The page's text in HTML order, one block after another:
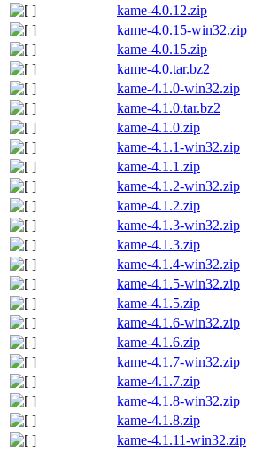
kame-4.0.12.zip
kame-4.0.15-win32.zip
kame-4.0.15.zip
kame-4.0.tar.bz2
kame-4.1.0-win32.zip
kame-4.1.0.tar.bz2
kame-4.1.0.zip
kame-4.1.1-win32.zip
kame-4.1.1.zip
kame-4.1.2-win32.zip
kame-4.1.2.zip
kame-4.1.3-win32.zip
kame-4.1.3.zip
kame-4.1.4-win32.zip
kame-4.1.5-win32.zip
kame-4.1.5.zip
kame-4.1.6-win32.zip
kame-4.1.6.zip
kame-4.1.7-win32.zip
kame-4.1.7.zip
kame-4.1.8-win32.zip
kame-4.1.8.zip
kame-4.1.11-win32.zip